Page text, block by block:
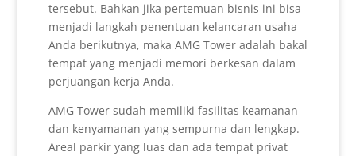
tersebut. Bahkan jika pertemuan bisnis ini bisa
menjadi langkah penentuan kelancaran usaha
Anda berikutnya, maka AMG Tower adalah bakal
tempat yang menjadi memori berkesan dalam
perjuangan kerja Anda.
AMG Tower sudah memiliki fasilitas keamanan
dan kenyamanan yang sempurna dan lengkap.
Areal parkir yang luas dan ada tempat privat